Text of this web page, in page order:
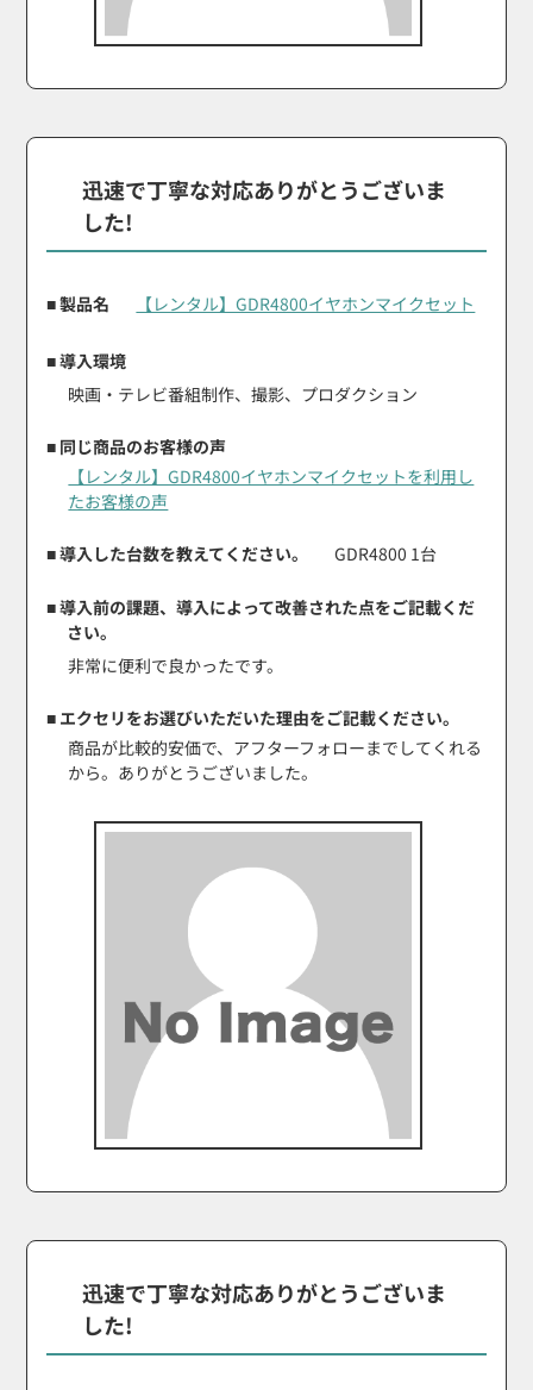
迅速で丁寧な対応ありがとうございま
した!
■ 製品名 【レンタル】GDR4800イヤホンマイクセット
■ 導入環境
映画・テレビ番組制作、撮影、プロダクション
■ 同じ商品のお客様の声
【レンタル】GDR4800イヤホンマイクセットを利用し
たお客様の声
■ 導入した台数を教えてください。 GDR4800 1台
■ 導入前の課題、導入によって改善された点をご記載くだ
さい。
非常に便利で良かったです。
■ エクセリをお選びいただいた理由をご記載ください。
商品が比較的安価で、アフターフォローまでしてくれる
から。ありがとうございました。
迅速で丁寧な対応ありがとうございま
した!